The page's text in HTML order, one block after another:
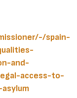
spain-
and-
access-to-